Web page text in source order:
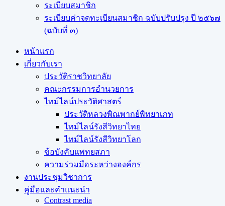
ระเบียบสมาชิก
ระเบียบค่าจดทะเบียนสมาชิก ฉบับปรับปรุง ปี ๒๕๖๗
(ฉบับที่ ๓)
หน้าแรก
เกี่ยวกับเรา
ประวัติราชวิทยาลัย
คณะกรรมการอำนวยการ
ไทม์ไลน์ประวัติศาสตร์
ประวัติหลวงพิณพากย์พิทยาเภท
ไทม์ไลน์รังสีวิทยาไทย
ไทม์ไลน์รังสีวิทยาโลก
ข้อบังคับแพทยสภา
ความร่วมมือระหว่างองค์กร
งานประชุมวิชาการ
คู่มือและคำแนะนำ
Contrast media